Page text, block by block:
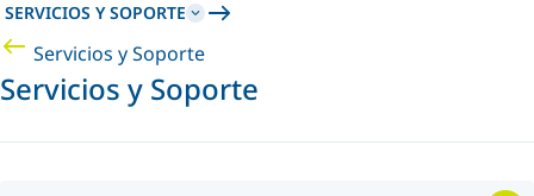
SERVICIOS Y SOPORTE
Servicios y Soporte
Servicios y Soporte